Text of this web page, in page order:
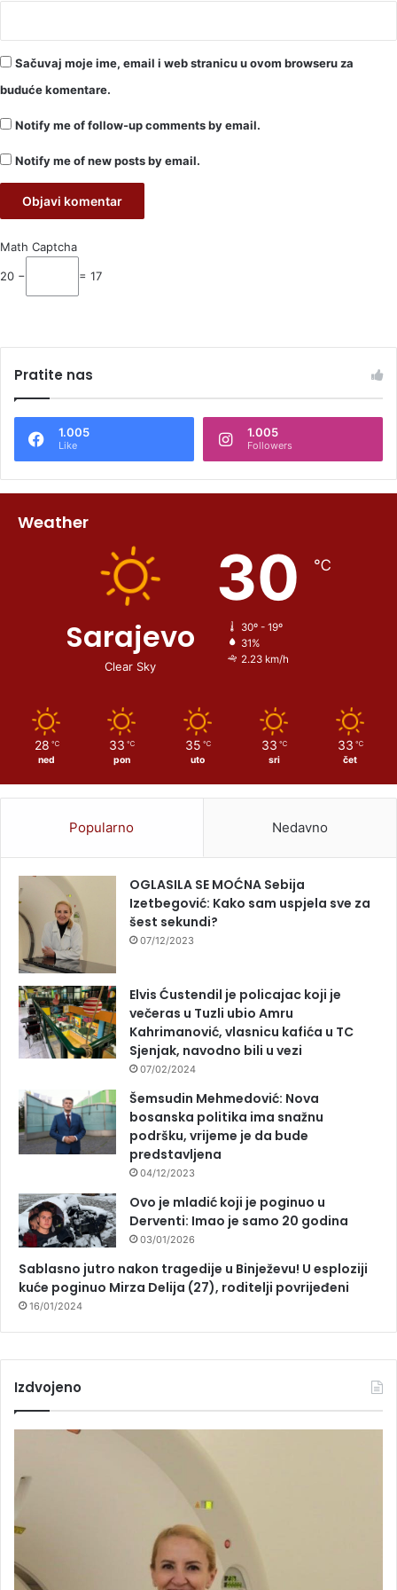
Sačuvaj moje ime, email i web stranicu u ovom browseru za
buduće komentare.
Notify me of follow-up comments by email.
Notify me of new posts by email.
Math Captcha
20 − = 17
Pratite nas
1.005
Like
1.005
Followers
Weather
Sarajevo
Clear Sky
30 ℃
30º - 19º
31%
2.23 km/h
28 ℃
ned
33 ℃
pon
35 ℃
uto
33 ℃
sri
33 ℃
čet
Popularno Nedavno
OGLASILA SE MOĆNA Sebija
Izetbegović: Kako sam uspjela sve za
šest sekundi?
07/12/2023
Elvis Ćustendil je policajac koji je
večeras u Tuzli ubio Amru
Kahrimanović, vlasnicu kafića u TC
Sjenjak, navodno bili u vezi
07/02/2024
Šemsudin Mehmedović: Nova
bosanska politika ima snažnu
podršku, vrijeme je da bude
predstavljena
04/12/2023
Ovo je mladić koji je poginuo u
Derventi: Imao je samo 20 godina
03/01/2026
Sablasno jutro nakon tragedije u Binježevu! U esploziji
kuće poginuo Mirza Delija (27), roditelji povrijeđeni
16/01/2024
Izdvojeno